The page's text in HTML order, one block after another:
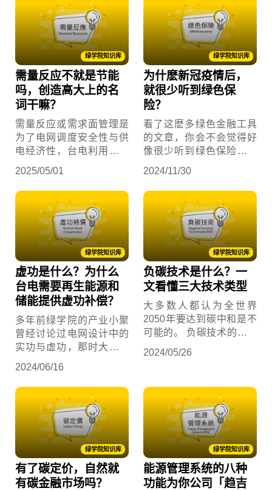
什么是碳费、碳权、碳中
清其在电网的各种不同的
应用场景及商业模式，因
此常见表后储能或表后储
能用词。
绿学院知识库
需量反应不就是节能
吗，创造高大上的名
词干嘛？
需量反应或需求面管理是
为了电网调度安全性与供
电经济性，台电利用管理
户于特定时段改变原本的
用电需求或习惯，通常是
减少用电需量
2025/05/01
绿学院知识库
为什麽新冠疫情后，
就很少听到绿色保
险？
看了这麽多绿色金融工具
的文章，你会不会觉得好
像很少听到绿色保险有什
2024/11/30
绿学院知识库
虚功是什么？为什么
台电需要再生能源和
储能提供虚功补偿？
多年前绿学院的产业小聚
曾经讨论过电网设计中的
实功与虚功，那时大家有
了电力交易平台、业界协
作的第一套输电级储能案
场管理方法学，经验值已
大幅提升，现在让我们再
挑战一次，不用电学公式
也能看得懂什么是虚功，
开始！
2024/06/16
绿学院知识库
负碳技术是什么？一
文看懂三大技术类型
大多数人都认为全世界
2050年要达到碳中和是不
可能的。 负碳技术的原则
2024/05/26
绿学院知识库
有了碳定价，自然就
有碳金融市场吗？
绿学院知识库
能源管理系统的八种
功能为你公司「趋吉